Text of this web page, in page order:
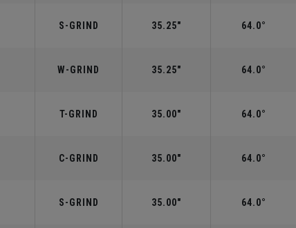
S-GRIND 35.25" 64.0°
W-GRIND 35.25" 64.0°
T-GRIND 35.00" 64.0°
C-GRIND 35.00" 64.0°
S-GRIND 35.00" 64.0°